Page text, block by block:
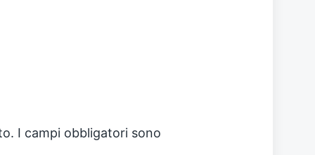
I campi obbligatori sono